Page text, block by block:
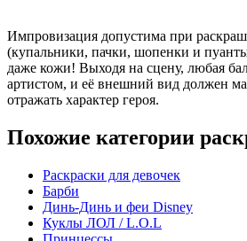
Импровизация допустима при
(купальники, пачки, шопенки и
даже кожи! Выходя на сцену, любая
артистом, и её внешний вид должен
отражать характер героя.
Похожие категории
Раскраски для девочек
Барби
Динь-Динь и феи Disney
Куклы ЛОЛ / L.O.L